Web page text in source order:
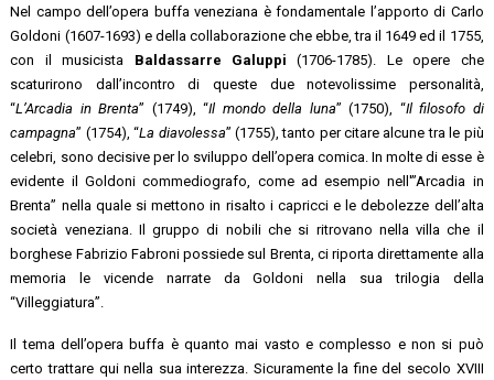
Nel campo dell’opera buffa veneziana è fondamentale l’apporto di Carlo
Goldoni (1607-1693) e della collaborazione che ebbe, tra il 1649 ed il 1755,
con il musicista Baldassarre Galuppi(1706-1785). Le opere che
scaturirono dall’incontro di queste due notevolissime personalità,
“L’Arcadia in Brenta” (1749), “Il mondo della luna” (1750), “Il filosofo di
campagna” (1754), “La diavolessa” (1755), tanto per citare alcune tra le più
celebri, sono decisive per lo sviluppo dell’opera comica. In molte di esse è
evidente il Goldoni commediografo, come ad esempio nell'”Arcadia in
Brenta” nella quale si mettono in risalto i capricci e le debolezze dell’alta
società veneziana. Il gruppo di nobili che si ritrovano nella villa che il
borghese Fabrizio Fabroni possiede sul Brenta, ci riporta direttamente alla
memoria le vicende narrate da Goldoni nella sua trilogia della
“Villeggiatura”.
Il tema dell’opera buffa è quanto mai vasto e complesso e non si può
certo trattare qui nella sua interezza. Sicuramente la fine del secolo XVIII